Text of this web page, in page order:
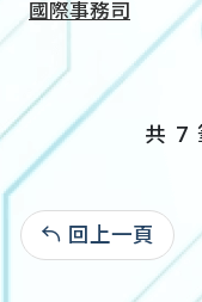
國際事務司
共 7
回上一頁